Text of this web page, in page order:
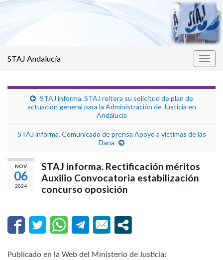
STAJ Andalucía
STAJ informa. STAJ reitera su solicitud de plan de
actuación general para la Administración de Justicia en
Andalucia
STAJ informa. Comunicado de prensa Apoyo a víctimas de las
Dana
NOV
06
2024
STAJ informa. Rectificación méritos
Auxilio Convocatoria estabilización
concurso oposición
Publicado en la Web del Ministerio de Justicia: